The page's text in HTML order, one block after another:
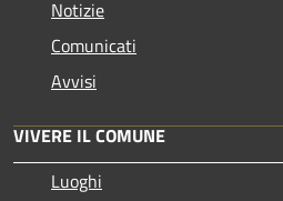
Notizie
Comunicati
Avvisi
VIVERE IL COMUNE
Luoghi